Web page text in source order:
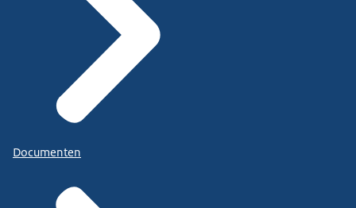
Documenten